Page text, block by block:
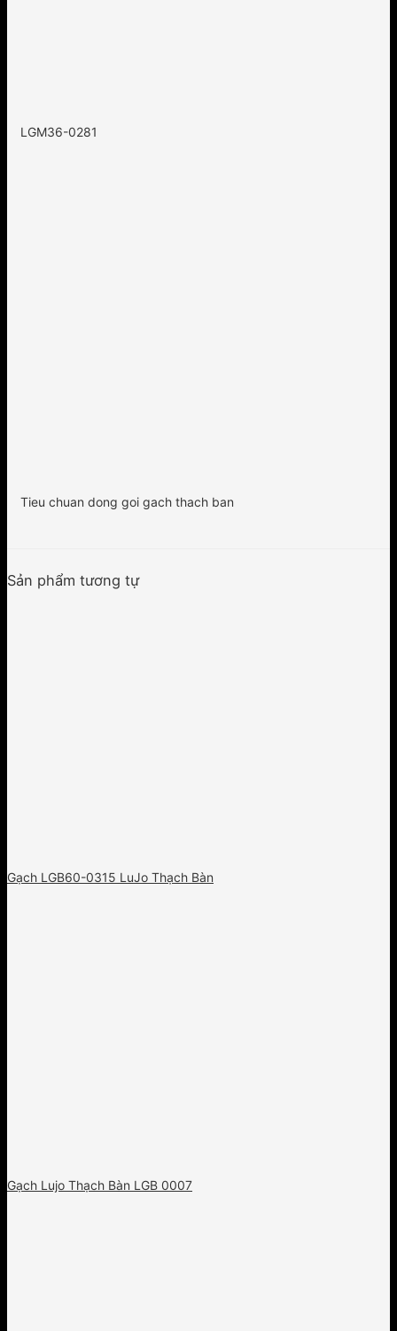
LGM36-0281
Tieu chuan dong goi gach thach ban
Sản phẩm tương tự
Gạch LGB60-0315 LuJo Thạch Bàn
Gạch Lujo Thạch Bàn LGB 0007